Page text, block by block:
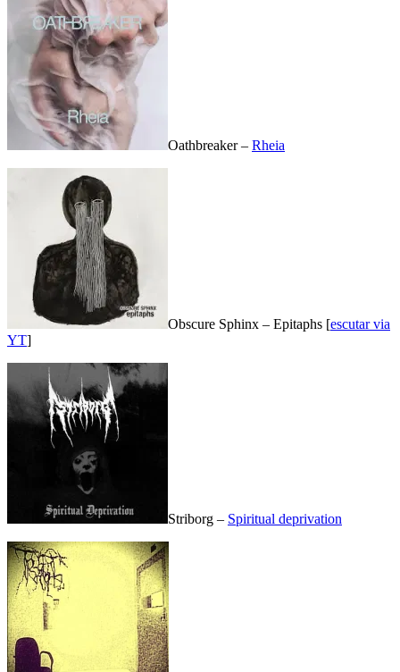
Oathbreaker – Rheia
Obscure Sphinx – Epitaphs [escutar via
YT]
Striborg – Spiritual deprivation